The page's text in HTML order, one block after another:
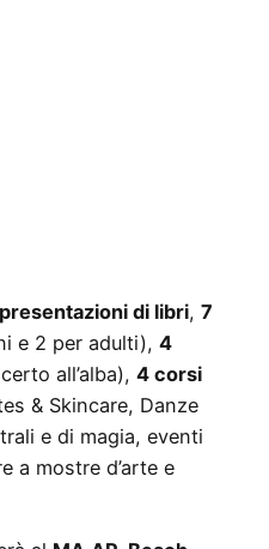
di libri, 7
e 2 per adulti), 4
all’alba), 4 corsi
& Skincare, Danze
e di magia, eventi
a mostre d’arte e